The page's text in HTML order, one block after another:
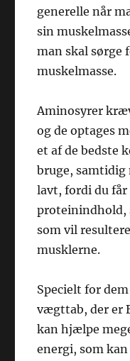
generelle når
sin
man skal sørge
muskelmasse.
Aminosyrer
og de optages
et af de bedste
bruge,
lavt, fordi du
proteinindhold,
som vil
musklerne.
Specielt for
vægttab, der er
kan hjælpe
energi, som